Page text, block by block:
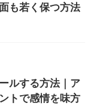
も若く保つ方法
ルする方法｜ア
トで感情を味方